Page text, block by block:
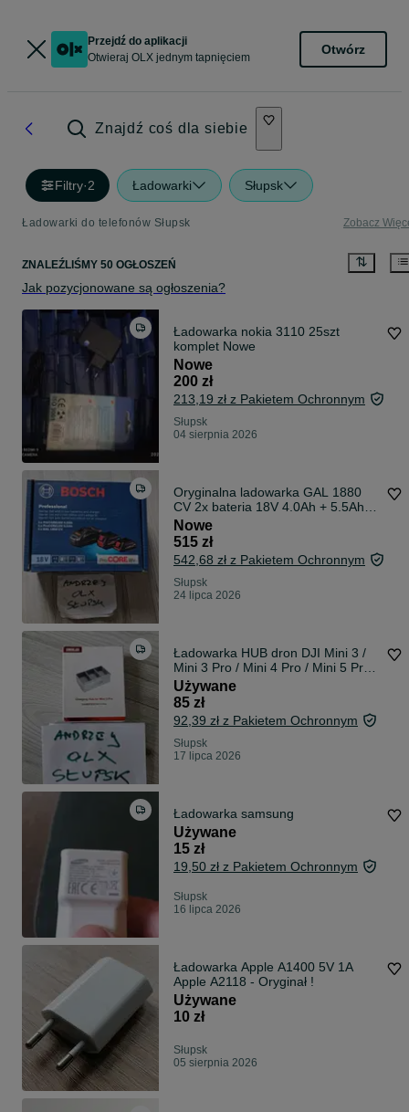
Przejdź do aplikacji
Otwieraj OLX jednym tapnięciem
Otwórz
Znajdź coś dla siebie
Filtry·2 Ładowarki Słupsk
Ładowarki do telefonów Słupsk Zobacz
ZNALEŹLIŚMY 50 OGŁOSZEŃ
Jak pozycjonowane są ogłoszenia?
Ładowarka nokia 3110 25szt
komplet Nowe
Nowe
200 zł
213,19 zł z Pakietem Ochronnym
Słupsk
04 sierpnia 2026
Oryginalna ladowarka GAL 1880
CV 2x bateria 18V 4.0Ah + 5.5Ah
Bosch procore - zestaw oryginalny
Nowe
515 zł
542,68 zł z Pakietem Ochronnym
Słupsk
24 lipca 2026
Ładowarka HUB dron DJI Mini 3 /
Mini 3 Pro / Mini 4 Pro / Mini 5 Pro
3aku STARTRC
Używane
85 zł
92,39 zł z Pakietem Ochronnym
Słupsk
17 lipca 2026
Ładowarka samsung
Używane
15 zł
19,50 zł z Pakietem Ochronnym
Słupsk
16 lipca 2026
Ładowarka Apple A1400 5V 1A
Apple A2118 - Oryginał !
Używane
10 zł
Słupsk
05 sierpnia 2026